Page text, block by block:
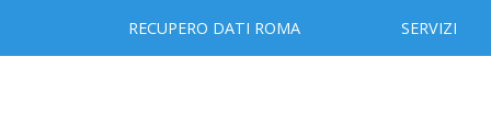
RECUPERO DATI ROMA SERVIZI